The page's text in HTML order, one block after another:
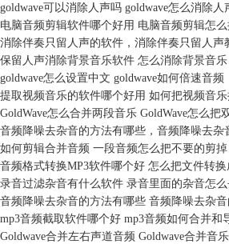
goldwave可以消除人声吗 goldwave怎么消除人
电脑音频剪辑软件哪个好用 电脑音频剪辑怎
消除伴奏只留人声的软件，消除伴奏只留人声
保留人声消除背景音乐软件 怎么消除背景音乐
goldwave怎么设置中文 goldwave如何倍速音频
提取视频音乐的软件哪个好用 如何把视频音
GoldWave怎么合并两段音乐 GoldWave怎么把
音频降噪去杂音的方法有哪些，音频降噪去杂
如何剪辑合并音频 一段音频怎么把不要的剪掉
音频格式转换MP3软件哪个好 怎么把文件转换
录音过滤杂音有什么软件 录音里面的杂音怎
音频降噪去杂音的方法有哪些 音频降噪去杂
mp3音频截取软件哪个好 mp3音频如何合并和
Goldwave合并左右声道音频 Goldwave合并音